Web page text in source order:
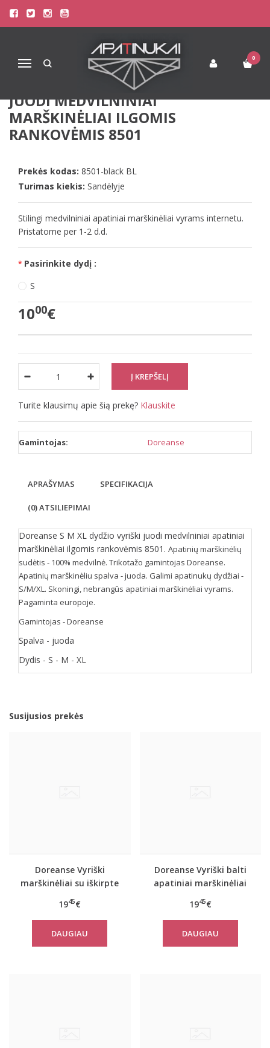
Navigacija
0
Pagrindinis
Apatinis Trikotažas Vyrams
Apatiniai Marškinėliai Vyrams
DOREANSE S M XL DYDŽIO VYRIŠKI
JUODI MEDVILNINIAI
MARŠKINĖLIAI ILGOMIS
RANKOVĖMIS 8501
Prekės kodas: 8501-black BL
Turimas kiekis: Sandėlyje
Stilingi medvilniniai apatiniai marškinėliai vyrams internetu.
Pristatome per 1-2 d.d.
Pasirinkite dydį :
S
1000€
Turite klausimų apie šią prekę? Klauskite
Gamintojas: Doreanse
APRAŠYMAS SPECIFIKACIJA
(0) ATSILIEPIMAI
Doreanse S M XL dydžio vyriški juodi medvilniniai apatiniai
marškinėliai ilgomis rankovėmis 8501. Apatinių marškinėlių
sudėtis - 100% medvilnė. Trikotažo gamintojas Doreanse.
Apatinių marškinėliu spalva - juoda. Galimi apatinukų dydžiai -
S/M/XL. Skoningi, nebrangūs apatiniai marškinėliai vyrams.
Pagaminta europoje.
Gamintojas - Doreanse
Spalva - juoda
Dydis - S - M - XL
Susijusios prekės
Doreanse Vyriški
marškinėliai su iškirpte
1945€
DAUGIAU
Doreanse Vyriški balti
apatiniai marškinėliai
1945€
DAUGIAU